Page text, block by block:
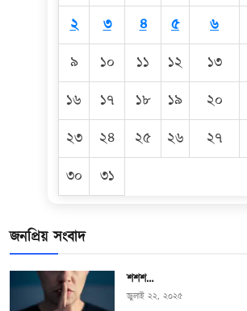
২
৩ ৪ ৫ ৬
৯
১০ ১১ ১২ ১৩
১৬
১৭ ১৮ ১৯ ২০
২৩
২৪ ২৫ ২৬ ২৭
৩০
৩১
জনপ্রিয় সংবাদ
শশশ…
জুলাই ২২, ২০২৫